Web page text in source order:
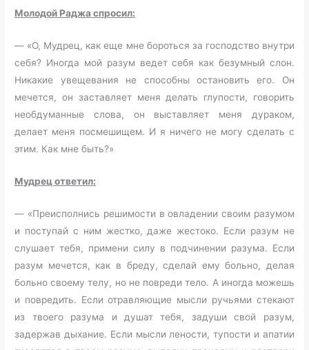
Молодой Раджа спросил:
— «О, Мудрец, как еще мне бороться за господство внутри
себя? Иногда мой разум ведет себя как безумный слон.
Никакие увещевания не способны остановить его. Он
мечется, он заставляет меня делать глупости, говорить
необдуманные слова, он выставляет меня дураком,
делает меня посмешищем. И я ничего не могу сделать с
этим. Как мне быть?»
Мудрец ответил:
— «Преисполнись решимости в овладении своим разумом
и поступай с ним жестко, даже жестоко. Если разум не
слушает тебя, примени силу в подчинении разума. Если
разум мечется, как в бреду, сделай ему больно, делая
больно своему телу, но не повреди тело. А иногда можешь
и повредить. Если отравляющие мысли ручьями стекают
из твоего разума и душат тебя, задуши свой разум,
задержав дыхание. Если мысли лености, тупости и апатии